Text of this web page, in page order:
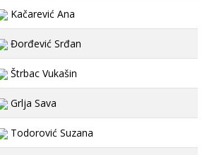
Kačarević Ana
Đorđević Srđan
Štrbac Vukašin
Grlja Sava
Todorović Suzana